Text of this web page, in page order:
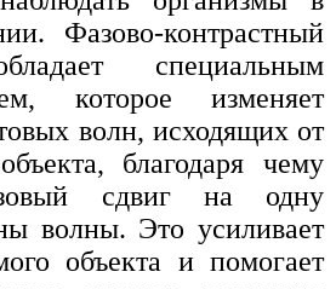
Фазово-контрастный
специальным
которое изменяет
волн, исходящих от
благодаря чему
сдвиг на одну
волны. Это усиливает
объекта и помогает